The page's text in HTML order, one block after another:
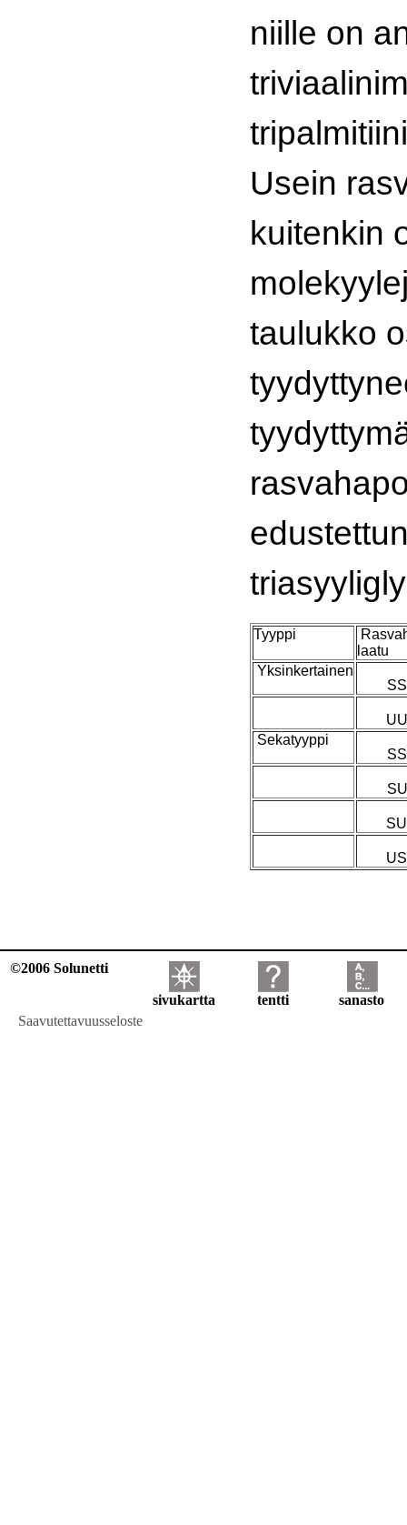
niille on
Usein
kuitenkin
taulukko
Tyyppi
laatu
Yksinkertainen
Sekatyyppi
©2006 Solunetti
sivukartta tentti
sanasto
Saavutettavuusseloste